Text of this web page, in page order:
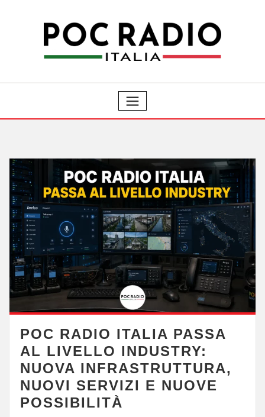
POC RADIO ITALIA PASSA
AL LIVELLO INDUSTRY:
NUOVA INFRASTRUTTURA,
NUOVI SERVIZI E NUOVE
POSSIBILITÀ